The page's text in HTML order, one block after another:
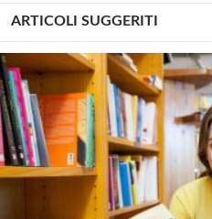
ARTICOLI SUGGERITI